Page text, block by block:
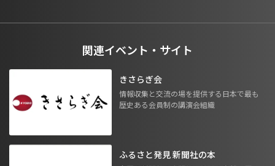
関連イベント・サイト
きさらぎ会
情報収集と交流の場を提供する日本で最も
歴史ある会員制の講演会組織
ふるさと発見 新聞社の本